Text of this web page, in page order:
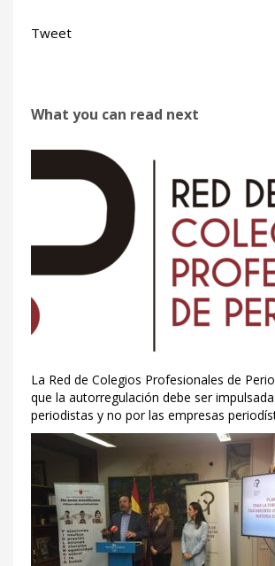
Tweet
What you can read next
La Red de Colegios Profesionales de
que la autorregulación debe ser
periodistas y no por las empresas